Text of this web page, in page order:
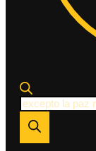
Búsqueda
de
productos